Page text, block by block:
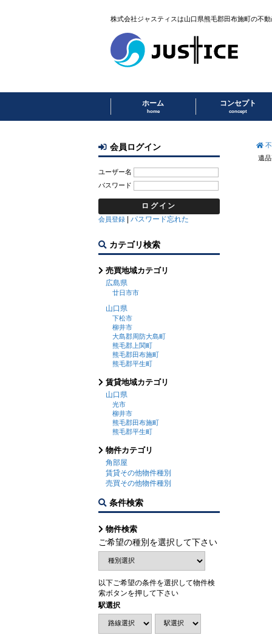
株式会社ジャスティスは山口県熊毛郡田布施町の不
ホーム
home
コンセプト
concept
遺
会員ログイン
ユーザー名
パスワード
会員登録 | パスワード忘れた
カテゴリ検索
売買地域カテゴリ
広島県
廿日市市
山口県
下松市
柳井市
大島郡周防大島町
熊毛郡上関町
熊毛郡田布施町
熊毛郡平生町
賃貸地域カテゴリ
山口県
光市
柳井市
熊毛郡田布施町
熊毛郡平生町
物件カテゴリ
角部屋
賃貸その他物件種別
売買その他物件種別
条件検索
物件検索
ご希望の種別を選択して下さい
以下ご希望の条件を選択して物件検
索ボタンを押して下さい
駅選択